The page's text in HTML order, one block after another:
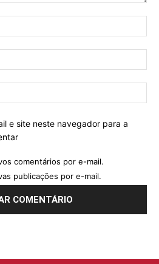
e site neste navegador para a
comentários por e-mail.
publicações por e-mail.